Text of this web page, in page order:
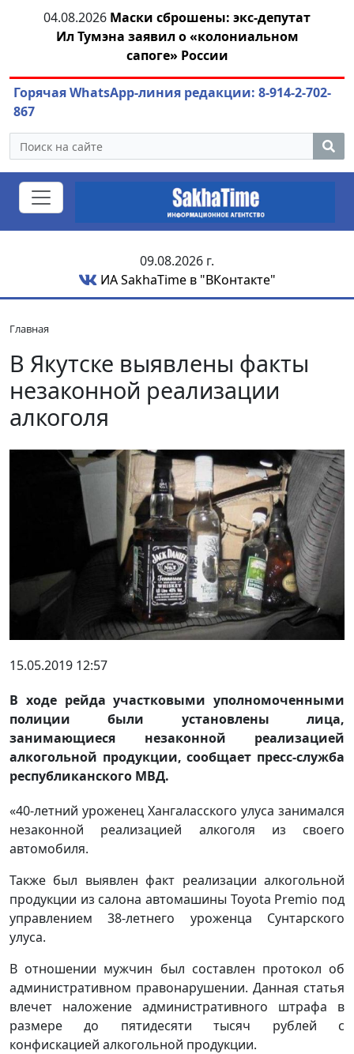
04.08.2026 Маски сброшены: экс-депутат
Ил Тумэна заявил о «колониальном
сапоге» России
Горячая WhatsApp-линия редакции: 8-914-2-702-
867
09.08.2026 г.
ИА SakhaTime в "ВКонтакте"
Главная
В Якутске выявлены факты
незаконной реализации
алкоголя
15.05.2019 12:57
В ходе рейда участковыми уполномоченными
полиции были установлены лица,
занимающиеся незаконной реализацией
алкогольной продукции, сообщает пресс-служба
республиканского МВД.
«40-летний уроженец Хангаласского улуса занимался
незаконной реализацией алкоголя из своего
автомобиля.
Также был выявлен факт реализации алкогольной
продукции из салона автомашины Toyota Premio под
управлением 38-летнего уроженца Сунтарского
улуса.
В отношении мужчин был составлен протокол об
административном правонарушении. Данная статья
влечет наложение административного штрафа в
размере до пятидесяти тысяч рублей с
конфискацией алкогольной продукции.